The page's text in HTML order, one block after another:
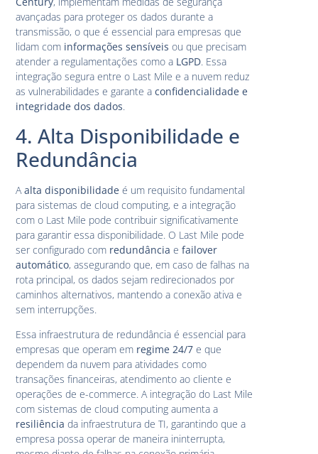
avançadas para proteger os dados durante a
transmissão, o que é essencial para empresas que
lidam com informações sensíveis ou que precisam
atender a regulamentações como a LGPD. Essa
integração segura entre o Last Mile e a nuvem reduz
as vulnerabilidades e garante aconfidencialidade e
integridade dos dados.
4. Alta Disponibilidade e
Redundância
Aalta disponibilidade é um requisito fundamental
para sistemas de cloud computing, e a integração
com o Last Mile pode contribuir significativamente
para garantir essa disponibilidade. O Last Mile pode
ser configurado com redundância efailover
automático, assegurando que, em caso de falhas na
rota principal, os dados sejam redirecionados por
caminhos alternativos, mantendo a conexão ativa e
sem interrupções.
Essa infraestrutura de redundância é essencial para
empresas que operam em regime 24/7 e que
dependem da nuvem para atividades como
transações financeiras, atendimento ao cliente e
operações de e-commerce. A integração do Last Mile
com sistemas de cloud computing aumenta a
resiliência da infraestrutura de TI, garantindo que a
empresa possa operar de maneira ininterrupta,